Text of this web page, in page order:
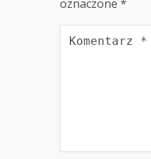
oznaczone *